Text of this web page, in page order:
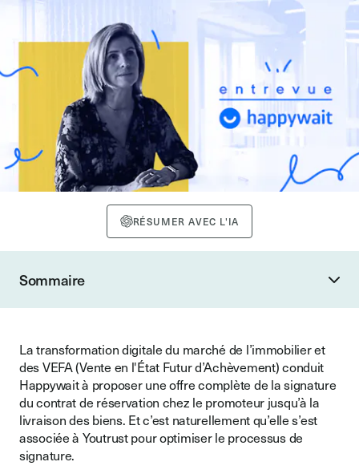
RÉSUMER AVEC L'IA
Sommaire
La transformation digitale du marché de l’immobilier et
des VEFA (Vente en l'État Futur d’Achèvement) conduit
Happywait à proposer une offre complète de la signature
du contrat de réservation chez le promoteur jusqu’à la
livraison des biens. Et c’est naturellement qu’elle s’est
associée à Youtrust pour optimiser le processus de
signature.